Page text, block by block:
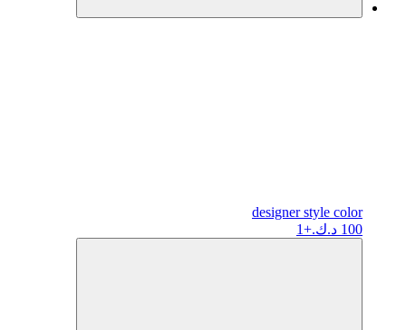
designerstyle color
100 د.ك.
+1